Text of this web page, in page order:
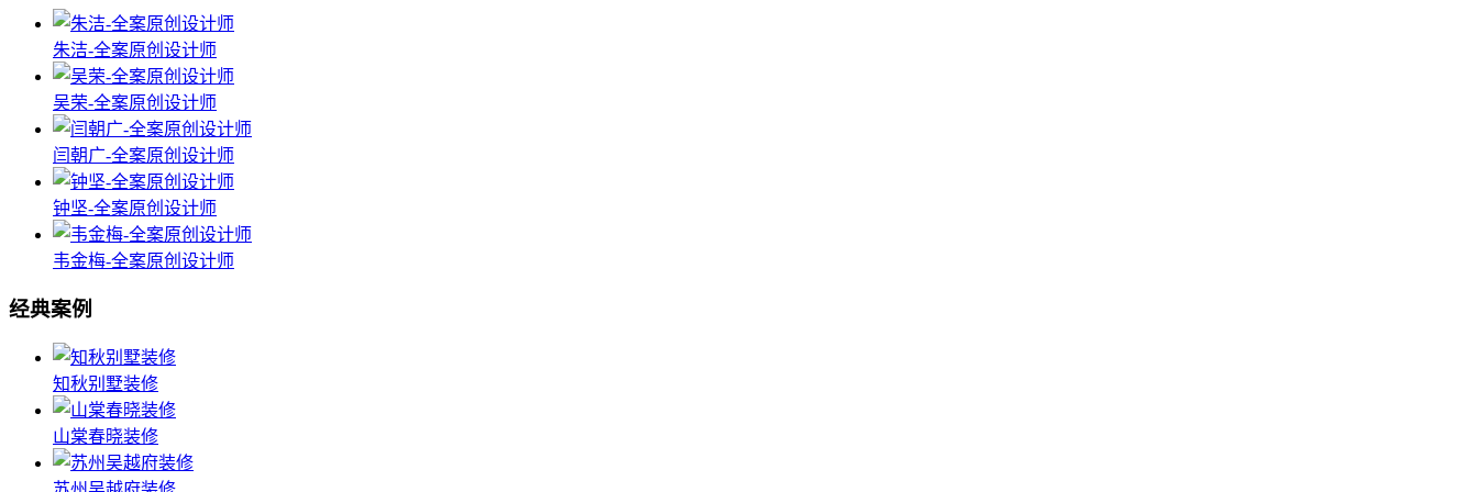
朱洁-全案原创设计师
吴荣-全案原创设计师
闫朝广-全案原创设计师
钟坚-全案原创设计师
韦金梅-全案原创设计师
经典案例
知秋别墅装修
山棠春晓装修